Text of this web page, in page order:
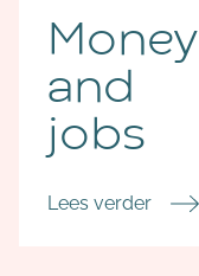
Money
and
jobs
Lees verder